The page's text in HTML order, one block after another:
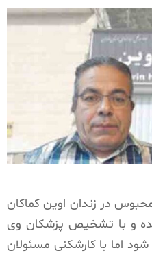
در زندان اوین کماکان
و با تشخیص پزشکان وی
اما با کارشکنی مسئولان